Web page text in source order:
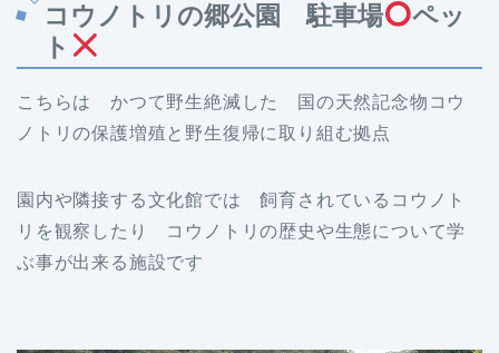
コウノトリの郷公園 駐車場
ペッ
ト
こちらは かつて野生絶滅した 国の天然記念物コウ
ノトリの保護増殖と野生復帰に取り組む拠点
園内や隣接する文化館では 飼育されているコウノト
リを観察したり コウノトリの歴史や生態について学
ぶ事が出来る施設です